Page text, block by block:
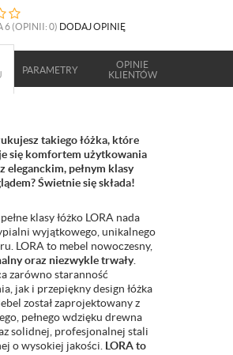
6 (OPINII: 0) DODAJ OPINIĘ
PARAMETRY
OPINIE
KLIENTÓW
takiego łóżka, które
się komfortem użytkowania
eleganckim, pełnym klasy
Świetnie się składa!
klasy łóżko LORA nada
wyjątkowego, unikalnego
LORA to mebel nowoczesny,
oraz niezwykle trwały.
zarówno staranność
jak i przepiękny design łóżka
został zaprojektowany z
pełnego wdzięku drewna
solidnej, profesjonalnej stali
o wysokiej jakości. LORA to